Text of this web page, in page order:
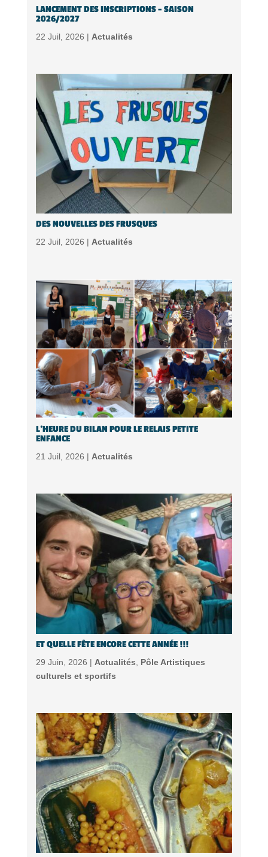
LANCEMENT DES INSCRIPTIONS – SAISON
2026/2027
22 Juil, 2026 | Actualités
DES NOUVELLES DES FRUSQUES
22 Juil, 2026 | Actualités
L’HEURE DU BILAN POUR LE RELAIS PETITE
ENFANCE
21 Juil, 2026 | Actualités
ET QUELLE FÊTE ENCORE CETTE ANNÉE !!!
29 Juin, 2026 | Actualités
Pôle Artistiques
culturels et sportifs